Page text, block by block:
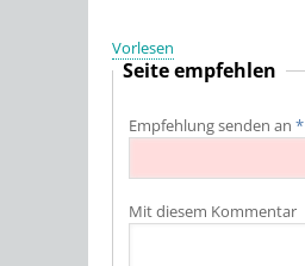
Vorlesen
Seite empfehlen
Empfehlung senden an *
Mit diesem Kommentar